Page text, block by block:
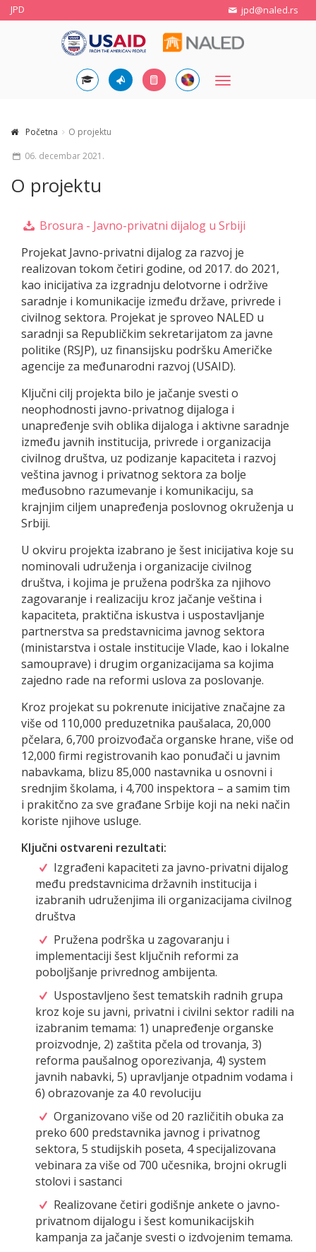
JPD jpd@naled.rs
Toggle
Početna
O projektu
06. decembar 2021.
O projektu
Brosura - Javno-privatni dijalog u Srbiji
Projekat Javno-privatni dijalog za razvoj je
realizovan tokom četiri godine, od 2017. do 2021,
kao inicijativa za izgradnju delotvorne i održive
saradnje i komunikacije između države, privrede i
civilnog sektora. Projekat je sproveo NALED u
saradnji sa Republičkim sekretarijatom za javne
politike (RSJP), uz finansijsku podršku Američke
agencije za međunarodni razvoj (USAID).
Ključni cilj projekta bilo je jačanje svesti o
neophodnosti javno-privatnog dijaloga i
unapređenje svih oblika dijaloga i aktivne saradnje
između javnih institucija, privrede i organizacija
civilnog društva, uz podizanje kapaciteta i razvoj
veština javnog i privatnog sektora za bolje
međusobno razumevanje i komunikaciju, sa
krajnjim ciljem unapređenja poslovnog okruženja u
Srbiji.
U okviru projekta izabrano je šest inicijativa koje su
nominovali udruženja i organizacije civilnog
društva, i kojima je pružena podrška za njihovo
zagovaranje i realizaciju kroz jačanje veština i
kapaciteta, praktična iskustva i uspostavljanje
partnerstva sa predstavnicima javnog sektora
(ministarstva i ostale institucije Vlade, kao i lokalne
samouprave) i drugim organizacijama sa kojima
zajedno rade na reformi uslova za poslovanje.
Kroz projekat su pokrenute inicijative značajne za
više od 110,000 preduzetnika paušalaca, 20,000
pčelara, 6,700 proizvođača organske hrane, više od
12,000 firmi registrovanih kao ponuđači u javnim
nabavkama, blizu 85,000 nastavnika u osnovni i
srednjim školama, i 4,700 inspektora – a samim tim
i prakitčno za sve građane Srbije koji na neki način
koriste njihove usluge.
Ključni ostvareni rezultati:
Izgrađeni kapaciteti za javno-privatni dijalog
među predstavnicima državnih institucija i
izabranih udruženjima ili organizacijama civilnog
društva
Pružena podrška u zagovaranju i
implementaciji šest ključnih reformi za
poboljšanje privrednog ambijenta.
Uspostavljeno šest tematskih radnih grupa
kroz koje su javni, privatni i civilni sektor radili na
izabranim temama: 1) unapređenje organske
proizvodnje, 2) zaštita pčela od trovanja, 3)
reforma paušalnog oporezivanja, 4) system
javnih nabavki, 5) upravljanje otpadnim vodama i
6) obrazovanje za 4.0 revoluciju
Organizovano više od 20 različitih obuka za
preko 600 predstavnika javnog i privatnog
sektora, 5 studijskih poseta, 4 specijalizovana
vebinara za više od 700 učesnika, brojni okrugli
stolovi i sastanci
Realizovane četiri godišnje ankete o javno-
privatnom dijalogu i šest komunikacijskih
kampanja za jačanje svesti o izdvojenim temama.